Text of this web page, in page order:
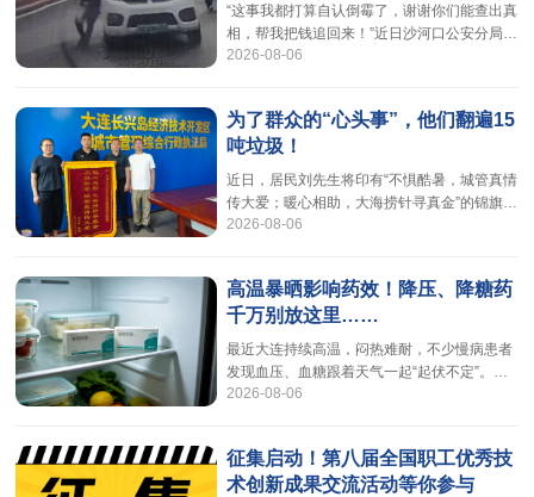
心细致的沟通态度，以及处处站在患者角度考
量的诊疗思路，让李女士和家人倍感安心，最
“这事我都打算自认倒霉了，谢谢你们能查出真
相，帮我把钱追回来！”近日沙河口公安分局在
工作中发现一条可疑“碰瓷”线索分局刑侦大队
梳理事发当天的路线时间节点和双方接触细节
起初王先生一脸茫然只当是出了场普通事故当
现场比对各环节嫌疑人刻意制造事故借机索要
赔偿的“碰瓷”套路逐渐浮出水面
2026-08-06
为了群众的“心头事”，他们翻遍15
吨垃圾！
近日，居民刘先生将印有“不惧酷暑，城管真情
传大爱；暖心相助，大海捞针寻真金”的锦旗送
到区城市管理综合行政执法局，感谢执法人员
法局工作人员接到居民求助，称其家属误将贵
重物品随生活垃圾一同倾倒。工作人员第一时
运、压缩装车，即将运至垃圾焚烧厂进行无害
化处置。时间就是希望，晚一步，这些垃
2026-08-06
高温暴晒影响药效！降压、降糖药
千万别放这里……
最近大连持续高温，闷热难耐，不少慢病患者
发现血压、血糖跟着天气一起“起伏不定”。前
几天大连市第三人民医院门诊来了一位自驾游
出行整洁方便，她把自己长效降压药和一些应
急药全都收进行李箱，放在后备箱里。大连游
2026-08-06
征集启动！第八届全国职工优秀技
术创新成果交流活动等你参与